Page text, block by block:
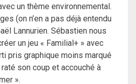
un thème environnemental.
(on n’en a pas déjà entendu
Lannurien. Sébastien nous
un jeu « Familial+ » avec
pris graphique moins marqué
son coup et accouché à
».